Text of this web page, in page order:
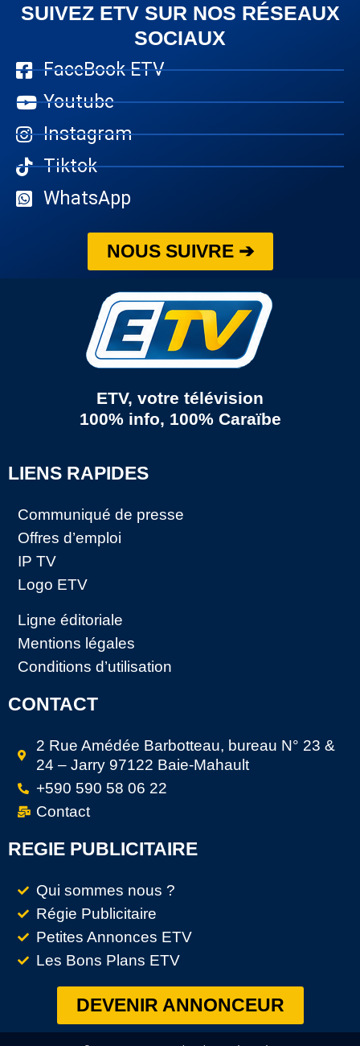
SUIVEZ ETV SUR NOS RÉSEAUX
SOCIAUX
FaceBook ETV
Youtube
Instagram
Tiktok
WhatsApp
NOUS SUIVRE ➔
ETV, votre télévision
100% info, 100% Caraïbe
LIENS RAPIDES
Communiqué de presse
Offres d’emploi
IP TV
Logo ETV
Ligne éditoriale
Mentions légales
Conditions d’utilisation
CONTACT
2 Rue Amédée Barbotteau, bureau N° 23 &
24 – Jarry 97122 Baie-Mahault
+590 590 58 06 22
Contact
REGIE PUBLICITAIRE
Qui sommes nous ?
Régie Publicitaire
Petites Annonces ETV
Les Bons Plans ETV
DEVENIR ANNONCEUR